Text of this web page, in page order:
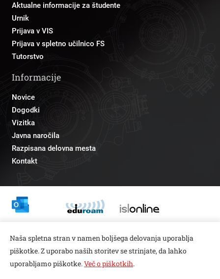
Aktualne informacije za študente
Urnik
Prijava v VIS
Prijava v spletno učilnico FS
Tutorstvo
Informacije
Novice
Dogodki
Vizitka
Javna naročila
Razpisana delovna mesta
Kontakt
pr@fs.uni-lj.si
Naša spletna stran v namen boljšega delovanja uporablja
piškotke. Z uporabo naših storitev se strinjate, da lahko
uporabljamo piškotke.Več o piškotkih.